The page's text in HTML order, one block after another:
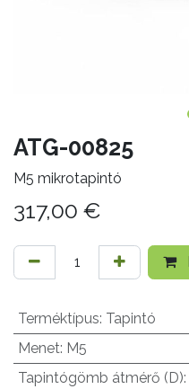
ATG-00825
M5 mikrotapintó
317,00 €
Terméktípus: Tapintó
Menet: M5
Tapintógömb átmérő (D):